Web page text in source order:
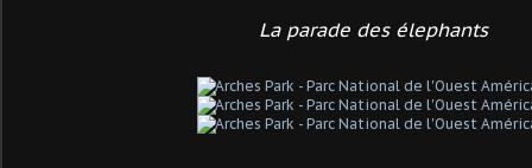
La parade des élephants